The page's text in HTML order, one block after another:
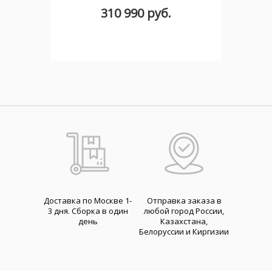
310 990 руб.
Доставка по Москве 1-
3 дня. Cборка в один
день
Отправка заказа в
любой город России,
Казахстана,
Белоруссии и Киргизии